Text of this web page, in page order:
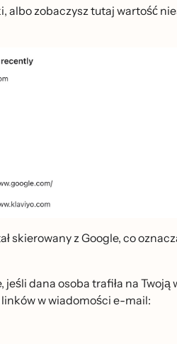
albo zobaczysz tutaj wartość
skierowany z Google, co
jeśli dana osoba trafiła na
w wiadomości e-mail: